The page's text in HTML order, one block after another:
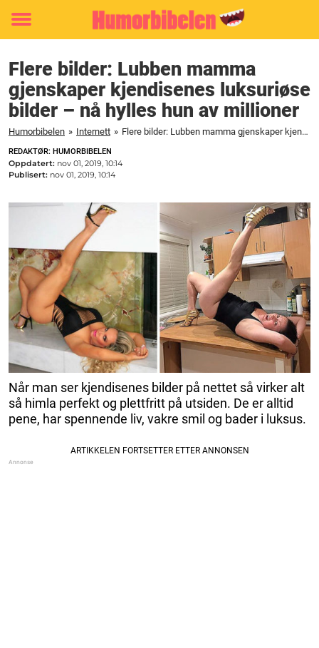
Toggle
Flere bilder: Lubben mamma
gjenskaper kjendisenes luksuriøse
bilder – nå hylles hun av millioner
Humorbibelen » Internett » Flere bilder: Lubben mamma gjenskaper kjendisenes luksuriøse bilder – nå hylles hun av millioner
REDAKTØR: HUMORBIBELEN
Oppdatert: nov 01, 2019, 10:14
Publisert: nov 01, 2019, 10:14
Når man ser kjendisenes bilder på nettet så virker alt
så himla perfekt og plettfritt på utsiden. De er alltid
pene, har spennende liv, vakre smil og bader i luksus.